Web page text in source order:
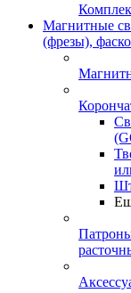
Магнитные
(фрезы),